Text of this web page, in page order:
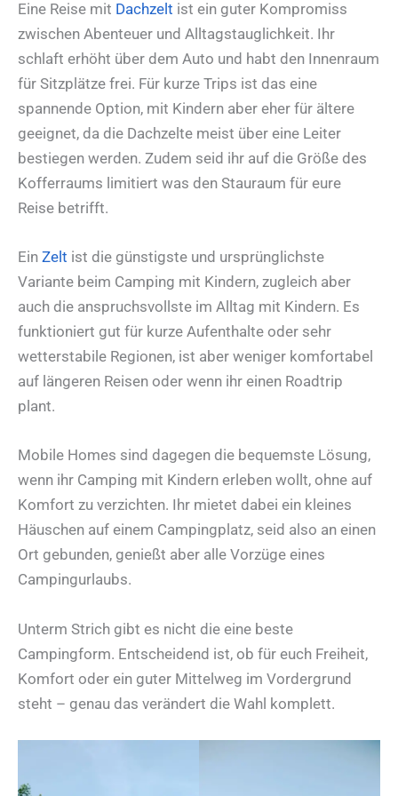
Eine Reise mit Dachzelt ist ein guter Kompromiss
zwischen Abenteuer und Alltagstauglichkeit. Ihr
schlaft erhöht über dem Auto und habt den Innenraum
für Sitzplätze frei. Für kurze Trips ist das eine
spannende Option, mit Kindern aber eher für ältere
geeignet, da die Dachzelte meist über eine Leiter
bestiegen werden. Zudem seid ihr auf die Größe des
Kofferraums limitiert was den Stauraum für eure
Reise betrifft.
Ein Zelt ist die günstigste und ursprünglichste
Variante beim Camping mit Kindern, zugleich aber
auch die anspruchsvollste im Alltag mit Kindern. Es
funktioniert gut für kurze Aufenthalte oder sehr
wetterstabile Regionen, ist aber weniger komfortabel
auf längeren Reisen oder wenn ihr einen Roadtrip
plant.
Mobile Homes sind dagegen die bequemste Lösung,
wenn ihr Camping mit Kindern erleben wollt, ohne auf
Komfort zu verzichten. Ihr mietet dabei ein kleines
Häuschen auf einem Campingplatz, seid also an einen
Ort gebunden, genießt aber alle Vorzüge eines
Campingurlaubs.
Unterm Strich gibt es nicht die eine beste
Campingform. Entscheidend ist, ob für euch Freiheit,
Komfort oder ein guter Mittelweg im Vordergrund
steht – genau das verändert die Wahl komplett.